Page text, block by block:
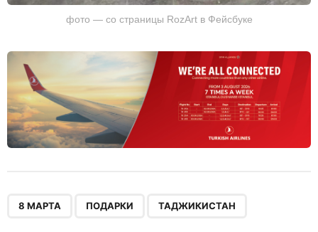
фото — со страницы RozArt в Фейсбуке
8 МАРТА ПОДАРКИ ТАДЖИКИСТАН